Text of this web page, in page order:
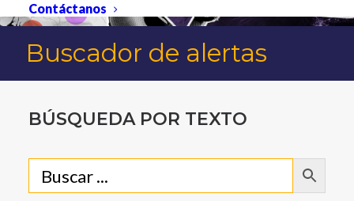
Contáctanos
Buscador de alertas
BÚSQUEDA POR TEXTO